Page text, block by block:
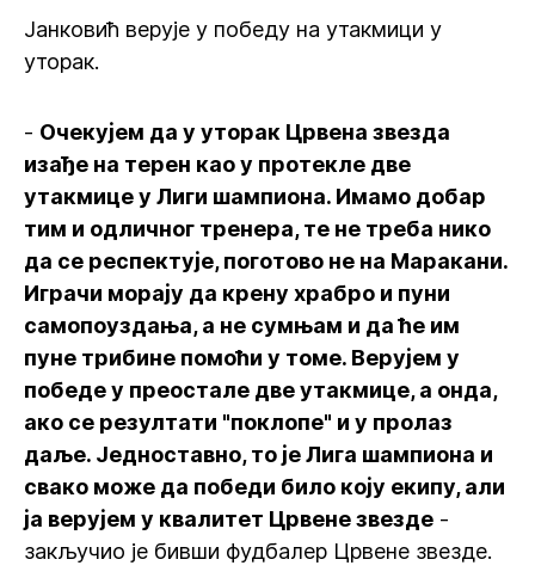
Јанковић верује у победу на утакмици у
уторак.
- Очекујем да у уторак Црвена звезда
изађе на терен као у протекле две
утакмице у Лиги шампиона. Имамо добар
тим и одличног тренера, те не треба нико
да се респектује, поготово не на Маракани.
Играчи морају да крену храбро и пуни
самопоуздања, а не сумњам и да ће им
пуне трибине помоћи у томе. Верујем у
победе у преостале две утакмице, а онда,
ако се резултати "поклопе" и у пролаз
даље. Једноставно, то је Лига шампиона и
свако може да победи било коју екипу, али
ја верујем у квалитет Црвене звезде -
закључио је бивши фудбалер Црвене звезде.